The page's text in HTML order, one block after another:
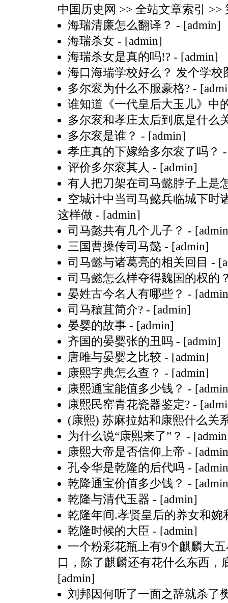
中国历史网 >> 全站文章索引 >>
海瑞清廉怎么翻译？ - [admin]
海瑞杀女 - [admin]
海瑞杀女是真的吗!? - [admin]
海口海瑞学校好么？ 发个学
多尔衮为什么不服豪格? -
谁知道《一代皇后大玉儿》中
多尔衮和孝庄太后到底是什么
多尔衮是谁？ - [admin]
孝庄真的下嫁给多尔衮了吗？
评价多尔衮其人 - [admin]
有人把刀架在司马懿脖子上是
空城计中当司马懿兵临城下时
这样做 - [admin]
司马懿共有几个儿子？ -
三国曹操传司马懿 - [admin]
司马懿与诸葛亮的相关回目 -
司马懿怎么样夺得魏国的权的
晏姓古今名人有哪些？ -
司马穰苴简介? - [admin]
晏婴的故事 - [admin]
齐国的晏婴张的丑吗 - [admin]
唐雎与晏婴之比较 - [admin]
康熙字典怎么查？ - [admin]
康熙通宝能值多少钱？ -
康熙民窑青花瓷器鉴定? -
(康熙) 苏麻拉姑和康熙什么关
为什么说“康熙来了”？ -
康熙大帝是否信仰上帝 -
孔令华是乾隆的后代吗 -
乾隆通宝价值多少钱？ -
乾隆与清代玉器 - [admin]
乾隆年间.孝贤皇后的养女和婉
乾隆时候的大臣 - [admin]
一个粉彩花瓶上有9个麒麟大
口，除了麒麟还有花什么东西
[admin]
刘邦因何听了一面之辞就杀了